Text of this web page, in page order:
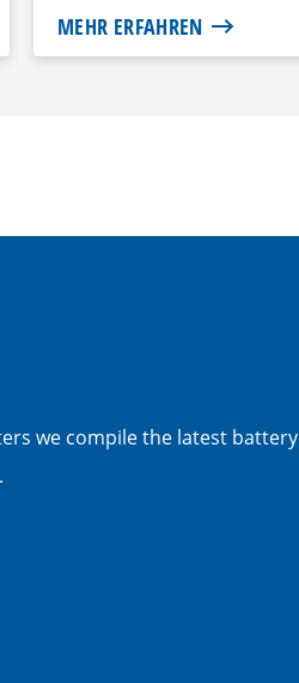
MEHR ERFAHREN
we compile the latest battery